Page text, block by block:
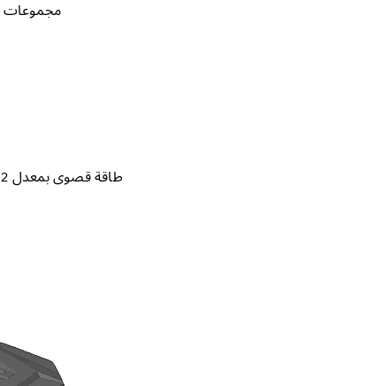
مجموعات
طاقة قصوى بمعدل 272 بيكو ثانية 6400 لفة في الدقيقة وعزم أقصى مقداره 33.8 كجم.م عند سرعة 5000 لفة في الدقيقة.